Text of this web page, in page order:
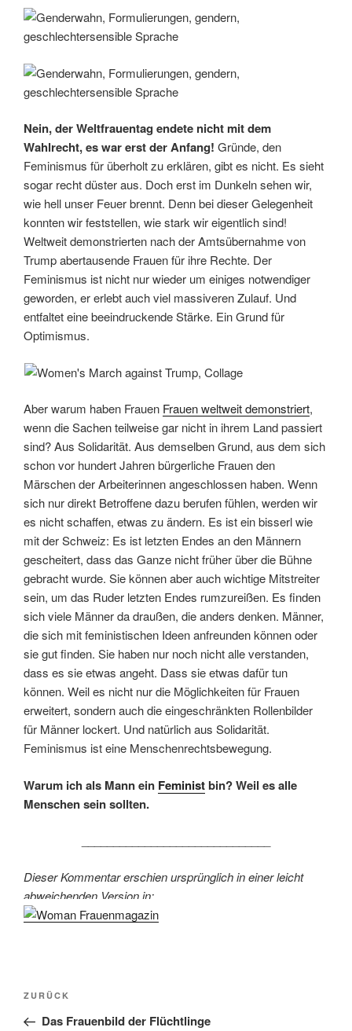
Nein, der Weltfrauentag endete nicht mit dem
Wahlrecht, es war erst der Anfang! Gründe, den
Feminismus für überholt zu erklären, gibt es nicht. Es sieht
sogar recht düster aus. Doch erst im Dunkeln sehen wir,
wie hell unser Feuer brennt. Denn bei dieser Gelegenheit
konnten wir feststellen, wie stark wir eigentlich sind!
Weltweit demonstrierten nach der Amtsübernahme von
Trump abertausende Frauen für ihre Rechte. Der
Feminismus ist nicht nur wieder um einiges notwendiger
geworden, er erlebt auch viel massiveren Zulauf. Und
entfaltet eine beeindruckende Stärke. Ein Grund für
Optimismus.
Aber warum haben Frauen Frauen weltweit demonstriert,
wenn die Sachen teilweise gar nicht in ihrem Land passiert
sind? Aus Solidarität. Aus demselben Grund, aus dem sich
schon vor hundert Jahren bürgerliche Frauen den
Märschen der Arbeiterinnen angeschlossen haben. Wenn
sich nur direkt Betroffene dazu berufen fühlen, werden wir
es nicht schaffen, etwas zu ändern. Es ist ein bisserl wie
mit der Schweiz: Es ist letzten Endes an den Männern
gescheitert, dass das Ganze nicht früher über die Bühne
gebracht wurde. Sie können aber auch wichtige Mitstreiter
sein, um das Ruder letzten Endes rumzureißen. Es finden
sich viele Männer da draußen, die anders denken. Männer,
die sich mit feministischen Ideen anfreunden können oder
sie gut finden. Sie haben nur noch nicht alle verstanden,
dass es sie etwas angeht. Dass sie etwas dafür tun
können. Weil es nicht nur die Möglichkeiten für Frauen
erweitert, sondern auch die eingeschränkten Rollenbilder
für Männer lockert. Und natürlich aus Solidarität.
Feminismus ist eine Menschenrechtsbewegung.
Warum ich als Mann ein Feministbin? Weil es alle
Menschen sein sollten.
Dieser Kommentar erschien ursprünglich in einer leicht
abweichenden Version in:
Beitragsnavigation
Vorheriger
Beitrag
ZURÜCK
Das Frauenbild der Flüchtlinge